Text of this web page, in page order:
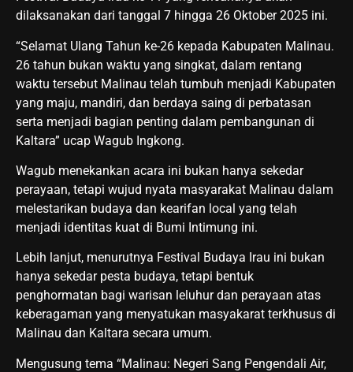
dilaksanakan dari tanggal 7 hingga 26 Oktober 2025 ini.
“Selamat Ulang Tahun ke-26 kepada Kabupaten Malinau.
26 tahun bukan waktu yang singkat, dalam rentang
waktu tersebut Malinau telah tumbuh menjadi Kabupaten
yang maju, mandiri, dan berdaya saing di perbatasan
serta menjadi bagian penting dalam pembangunan di
Kaltara” ucap Wagub Ingkong.
Wagub menekankan acara ini bukan hanya sekedar
perayaan, tetapi wujud nyata masyarakat Malinau dalam
melestarikan budaya dan kearifan local yang telah
menjadi identitas kuat di Bumi Intimung ini.
Lebih lanjut, menurutnya Festival Budaya Irau ini bukan
hanya sekedar pesta budaya, tetapi bentuk
penghormatan bagi warisan leluhur dan perayaan atas
keberagaman yang menyatukan masyakarat terkhusus di
Malinau dan Kaltara secara umum.
Mengusung tema “Malinau: Negeri Sang Pengendali Air,